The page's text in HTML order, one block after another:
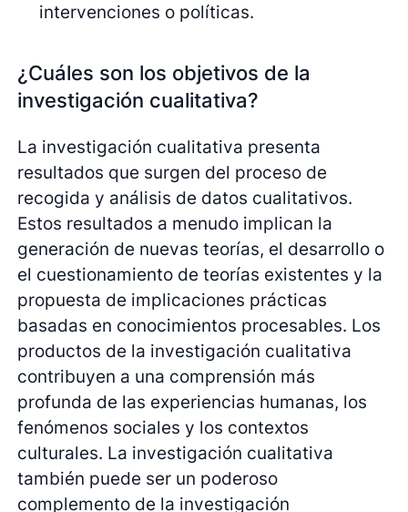
intervenciones o políticas.
¿Cuáles son los objetivos de la
investigación cualitativa?
La investigación cualitativa presenta
resultados que surgen del proceso de
recogida y análisis de datos cualitativos.
Estos resultados a menudo implican la
generación de nuevas teorías, el desarrollo o
el cuestionamiento de teorías existentes y la
propuesta de implicaciones prácticas
basadas en conocimientos procesables. Los
productos de la investigación cualitativa
contribuyen a una comprensión más
profunda de las experiencias humanas, los
fenómenos sociales y los contextos
culturales. La investigación cualitativa
también puede ser un poderoso
complemento de la investigación